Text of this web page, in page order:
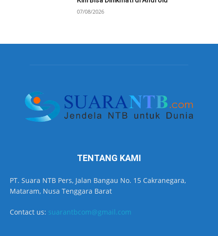
07/08/2026
TENTANG KAMI
PT. Suara NTB Pers, Jalan Bangau No. 15 Cakranegara,
Mataram, Nusa Tenggara Barat
Contact us: suarantbcom@gmail.com